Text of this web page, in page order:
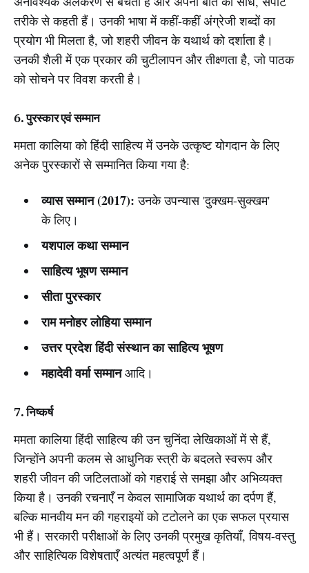
तरीके से कहती हैं। उनकी भाषा में कहीं-कहीं अंग्रेजी शब्दों का
प्रयोग भी मिलता है, जो शहरी जीवन के यथार्थ को दर्शाता है।
उनकी शैली में एक प्रकार की चुटीलापन और तीक्ष्णता है, जो पाठक
को सोचने पर विवश करती है।
6. पुरस्कार एवं सम्मान
ममता कालिया को हिंदी साहित्य में उनके उत्कृष्ट योगदान के लिए
अनेक पुरस्कारों से सम्मानित किया गया है:
व्यास सम्मान (2017): उनके उपन्यास 'दुक्खम-सुक्खम'
के लिए।
यशपाल कथा सम्मान
साहित्य भूषण सम्मान
सीता पुरस्कार
राम मनोहर लोहिया सम्मान
उत्तर प्रदेश हिंदी संस्थान का साहित्य भूषण
महादेवी वर्मा सम्मानआदि।
7. निष्कर्ष
ममता कालिया हिंदी साहित्य की उन चुनिंदा लेखिकाओं में से हैं,
जिन्होंने अपनी कलम से आधुनिक स्त्री के बदलते स्वरूप और
शहरी जीवन की जटिलताओं को गहराई से समझा और अभिव्यक्त
किया है। उनकी रचनाएँ न केवल सामाजिक यथार्थ का दर्पण हैं,
बल्कि मानवीय मन की गहराइयों को टटोलने का एक सफल प्रयास
भी हैं। सरकारी परीक्षाओं के लिए उनकी प्रमुख कृतियाँ, विषय-वस्तु
और साहित्यिक विशेषताएँ अत्यंत महत्वपूर्ण हैं।